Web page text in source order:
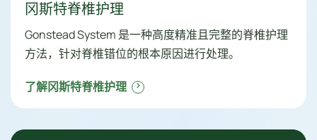
冈斯特脊椎护理
Gonstead System 是一种高度精准且完整的脊椎护理
方法，针对脊椎错位的根本原因进行处理。
了解冈斯特脊椎护理